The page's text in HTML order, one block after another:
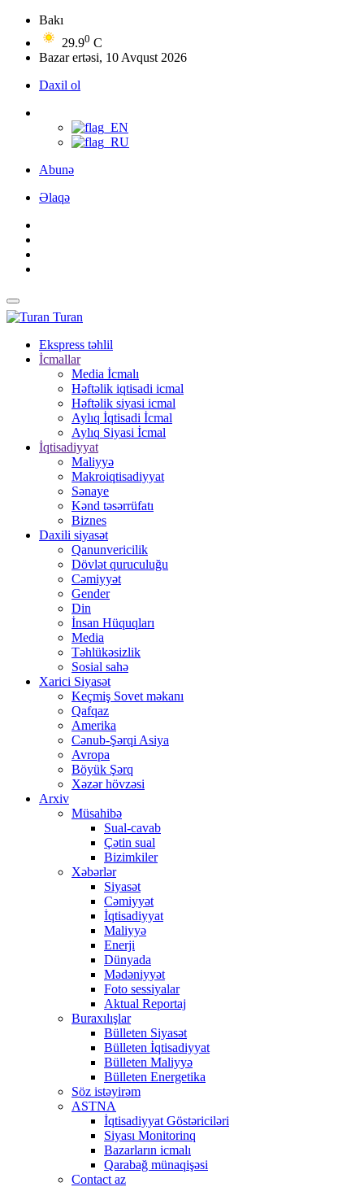
Bakı
29.90 C
Bazar ertəsi, 10 Avqust 2026
Daxil ol
Abunə
Əlaqə
Turan
Ekspress təhlil
İcmallar
Media İcmalı
Həftəlik iqtisadi icmal
Həftəlik siyasi icmal
Aylıq İqtisadi İcmal
Aylıq Siyasi İcmal
İqtisadiyyat
Maliyyə
Makroiqtisadiyyat
Sənaye
Kənd təsərrüfatı
Biznes
Daxili siyasət
Qanunvericilik
Dövlət quruculuğu
Cəmiyyət
Gender
Din
İnsan Hüquqları
Media
Təhlükəsizlik
Sosial sahə
Xarici Siyasət
Keçmiş Sovet məkanı
Qafqaz
Amerika
Cənub-Şərqi Asiya
Avropa
Böyük Şərq
Xəzər hövzəsi
Arxiv
Müsahibə
Sual-cavab
Çətin sual
Bizimkiler
Xəbərlər
Siyasət
Cəmiyyət
İqtisadiyyat
Maliyyə
Enerji
Dünyada
Mədəniyyət
Foto sessiyalar
Aktual Reportaj
Buraxılışlar
Bülleten Siyasət
Bülleten İqtisadiyyat
Bülleten Maliyyə
Bülleten Energetika
Söz istəyirəm
ASTNA
İqtisadiyyat Göstəriciləri
Siyası Monitorinq
Bazarların icmalı
Qarabağ münaqişəsi
Contact az